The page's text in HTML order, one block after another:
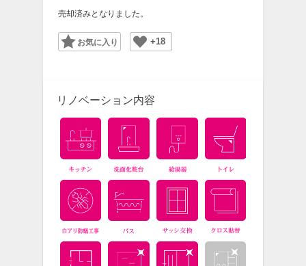
売却済みとなりました。
Favorite +18
リノベーション内容